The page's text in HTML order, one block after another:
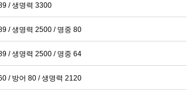
/ 생명력 3300
/ 생명력 2500 / 명중 80
/ 생명력 2500 / 명중 64
/ 방어 80 / 생명력 2120